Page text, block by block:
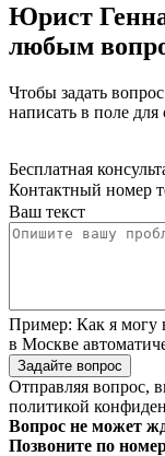
Юрист
любым
Чтобы задать
написать в поле для
Бесплатная
Контактный номер
Ваш текст
Пример: Как я могу
в Москве
Задайте вопрос
Отправляя вопрос,
политикой
Вопрос не может
Позвоните по